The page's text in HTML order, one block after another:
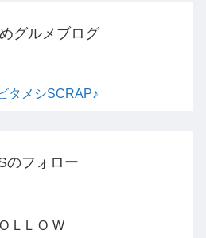
グルメブログ
タメシSCRAP♪
のフォロー